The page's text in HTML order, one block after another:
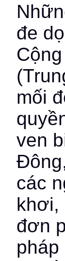
đe
mối
ven
các
khơi,
đơn
pháp